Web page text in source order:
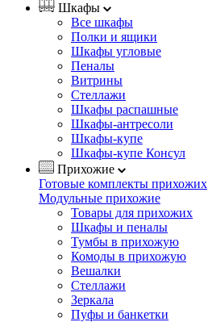
Шкафы
Все шкафы
Полки и ящики
Шкафы угловые
Пеналы
Витрины
Стеллажи
Шкафы распашные
Шкафы-антресоли
Шкафы-купе
Шкафы-купе Консул
Прихожие
Готовые комплекты прихожих
Модульные прихожие
Товары для прихожих
Шкафы и пеналы
Тумбы в прихожую
Комоды в прихожую
Вешалки
Стеллажи
Зеркала
Пуфы и банкетки